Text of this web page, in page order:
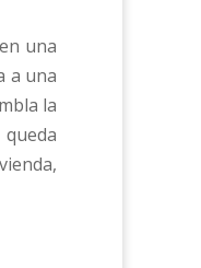
una
a una
la